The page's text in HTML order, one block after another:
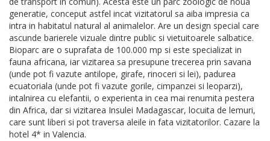
generatie, conceput astfel incat vizitatorul sa aiba impresia ca
intra in habitatul natural al animalelor. Are un design special care
ascunde barierele vizuale dintre public si vietuitoarele salbatice.
Bioparc are o suprafata de 100.000 mp si este specializat in
fauna africana, iar vizitarea sa presupune trecerea prin savana
(unde pot fi vazute antilope, girafe, rinoceri si lei), padurea
ecuatoriala (unde pot fi vazute gorile, cimpanzei si leoparzi),
intalnirea cu elefantii, o experienta in cea mai renumita pestera
din Africa, dar si vizitarea Insulei Madagascar, locuita de lemuri,
care sunt liberi si pot traversa aleile in fata vizitatorilor. Cazare la
hotel 4* in Valencia.